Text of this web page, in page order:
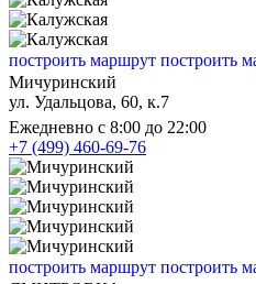
построить маршрут построить
Мичуринский
ул. Удальцова, 60, к.7
Ежедневно с 8:00 до 22:00
+7 (499) 460-69-76
построить маршрут построить